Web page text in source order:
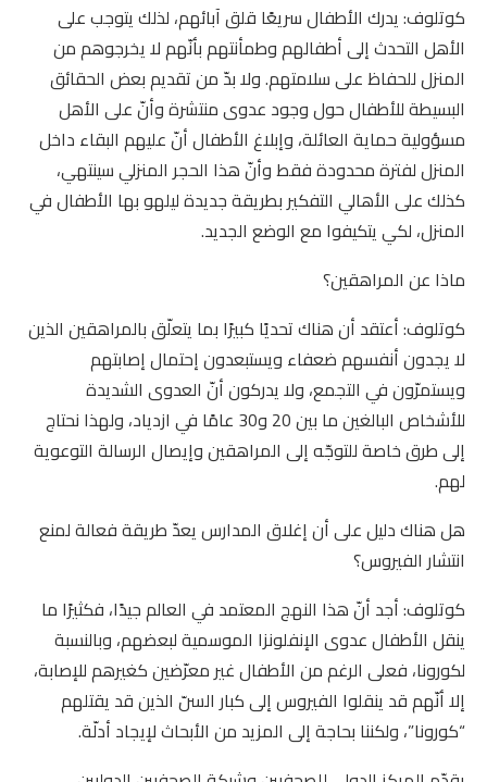
كوتلوف: يدرك الأطفال سريعًا قلق آبائهم، لذلك يتوجب على
الأهل التحدث إلى أطفالهم وطمأنتهم بأنّهم لا يخرجوهم من
المنزل للحفاظ على سلامتهم. ولا بدّ من تقديم بعض الحقائق
البسيطة للأطفال حول وجود عدوى منتشرة وأنّ على الأهل
مسؤولية حماية العائلة، وإبلاغ الأطفال أنّ عليهم البقاء داخل
المنزل لفترة محدودة فقط وأنّ هذا الحجر المنزلي سينتهي،
كذلك على الأهالي التفكير بطريقة جديدة ليلهو بها الأطفال في
المنزل، لكي يتكيفوا مع الوضع الجديد.
ماذا عن المراهقين؟
كوتلوف: أعتقد أن هناك تحديًا كبيرًا بما يتعلّق بالمراهقين الذين
لا يجدون أنفسهم ضعفاء ويستبعدون إحتمال إصابتهم
ويستمرّون في التجمع، ولا يدركون أنّ العدوى الشديدة
للأشخاص البالغين ما بين 20 و30 عامًا في ازدياد، ولهذا نحتاج
إلى طرق خاصة للتوجّه إلى المراهقين وإيصال الرسالة التوعوية
لهم.
هل هناك دليل على أن إغلاق المدارس يعدّ طريقة فعالة لمنع
انتشار الفيروس؟
كوتلوف: أجد أنّ هذا النهج المعتمد في العالم جيدًا، فكثيرًا ما
ينقل الأطفال عدوى الإنفلونزا الموسمية لبعضهم، وبالنسبة
لكورونا، فعلى الرغم من الأطفال غير معرّضين كغيرهم للإصابة،
إلا أنّهم قد ينقلوا الفيروس إلى كبار السنّ الذين قد يقتلهم
“كورونا”، ولكننا بحاجة إلى المزيد من الأبحاث لإيجاد أدلّة.